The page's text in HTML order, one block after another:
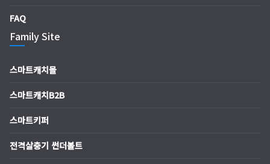
FAQ
Family Site
스마트캐치몰
스마트캐치B2B
스마트키퍼
전격살충기 썬더볼트